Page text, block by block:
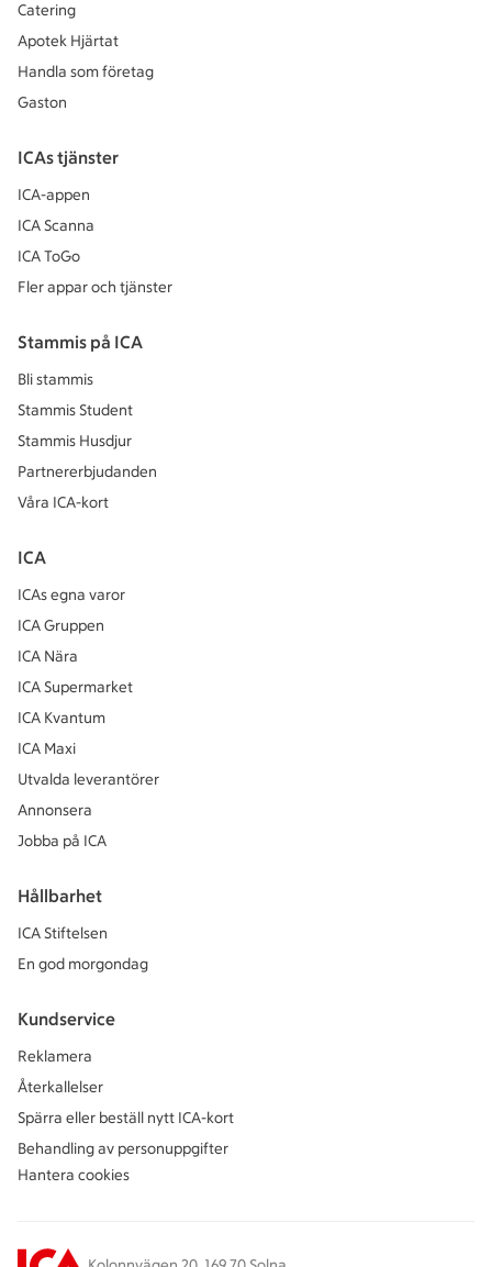
Catering
Apotek Hjärtat
Handla som företag
Gaston
ICAs tjänster
ICA-appen
ICA Scanna
ICA ToGo
Fler appar och tjänster
Stammis på ICA
Bli stammis
Stammis Student
Stammis Husdjur
Partnererbjudanden
Våra ICA-kort
ICA
ICAs egna varor
ICA Gruppen
ICA Nära
ICA Supermarket
ICA Kvantum
ICA Maxi
Utvalda leverantörer
Annonsera
Jobba på ICA
Hållbarhet
ICA Stiftelsen
En god morgondag
Kundservice
Reklamera
Återkallelser
Spärra eller beställ nytt ICA-kort
Behandling av personuppgifter
Hantera cookies